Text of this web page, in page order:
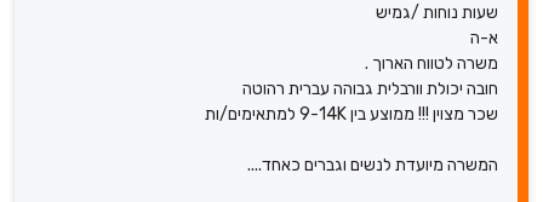
שעות נוחות /גמיש
א-ה
משרה לטווח הארוך .
חובה יכולת וורבלית גבוהה עברית רהוטה
שכר מצוין !!! ממוצע בין 9-14K למתאימים/ות
המשרה מיועדת לנשים וגברים כאחד....